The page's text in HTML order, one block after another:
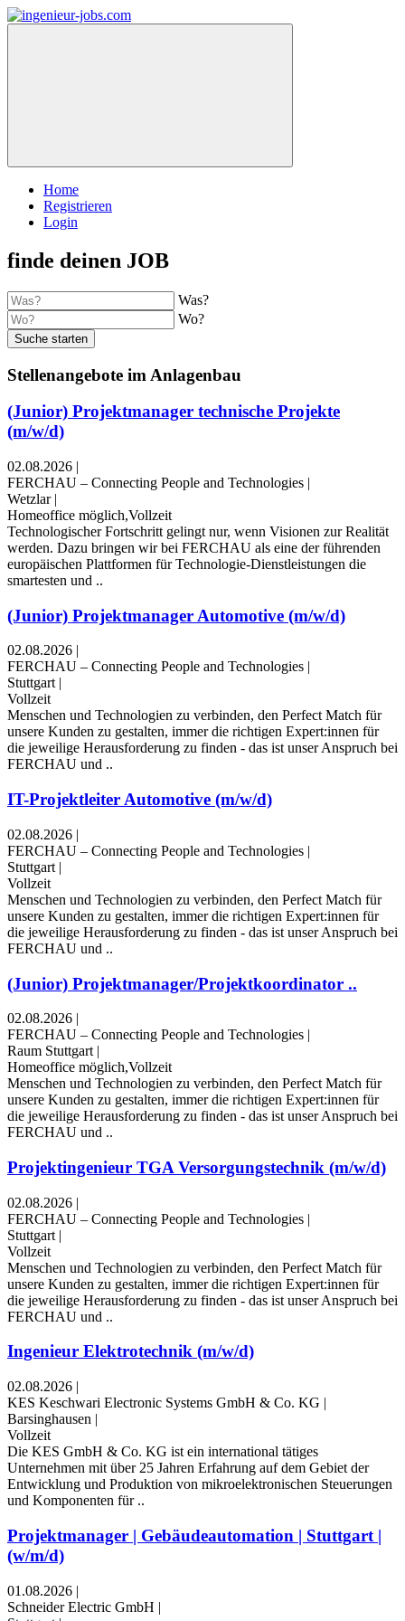
Home
Registrieren
Login
finde deinen JOB
Was?
Wo?
Suche starten
Stellenangebote im Anlagenbau
(Junior) Projektmanager technische Projekte
(m/w/d)
02.08.2026 |
FERCHAU – Connecting People and Technologies |
Wetzlar |
Homeoffice möglich,Vollzeit
Technologischer Fortschritt gelingt nur, wenn Visionen zur Realität
werden. Dazu bringen wir bei FERCHAU als eine der führenden
europäischen Plattformen für Technologie-Dienstleistungen die
smartesten und ..
(Junior) Projektmanager Automotive (m/w/d)
02.08.2026 |
FERCHAU – Connecting People and Technologies |
Stuttgart |
Vollzeit
Menschen und Technologien zu verbinden, den Perfect Match für
unsere Kunden zu gestalten, immer die richtigen Expert:innen für
die jeweilige Herausforderung zu finden - das ist unser Anspruch bei
FERCHAU und ..
IT-Projektleiter Automotive (m/w/d)
02.08.2026 |
FERCHAU – Connecting People and Technologies |
Stuttgart |
Vollzeit
Menschen und Technologien zu verbinden, den Perfect Match für
unsere Kunden zu gestalten, immer die richtigen Expert:innen für
die jeweilige Herausforderung zu finden - das ist unser Anspruch bei
FERCHAU und ..
(Junior) Projektmanager/Projektkoordinator ..
02.08.2026 |
FERCHAU – Connecting People and Technologies |
Raum Stuttgart |
Homeoffice möglich,Vollzeit
Menschen und Technologien zu verbinden, den Perfect Match für
unsere Kunden zu gestalten, immer die richtigen Expert:innen für
die jeweilige Herausforderung zu finden - das ist unser Anspruch bei
FERCHAU und ..
Projektingenieur TGA Versorgungstechnik (m/w/d)
02.08.2026 |
FERCHAU – Connecting People and Technologies |
Stuttgart |
Vollzeit
Menschen und Technologien zu verbinden, den Perfect Match für
unsere Kunden zu gestalten, immer die richtigen Expert:innen für
die jeweilige Herausforderung zu finden - das ist unser Anspruch bei
FERCHAU und ..
Ingenieur Elektrotechnik (m/w/d)
02.08.2026 |
KES Keschwari Electronic Systems GmbH & Co. KG |
Barsinghausen |
Vollzeit
Die KES GmbH & Co. KG ist ein international tätiges
Unternehmen mit über 25 Jahren Erfahrung auf dem Gebiet der
Entwicklung und Produktion von mikroelektronischen Steuerungen
und Komponenten für ..
Projektmanager | Gebäudeautomation | Stuttgart |
(w/m/d)
01.08.2026 |
Schneider Electric GmbH |